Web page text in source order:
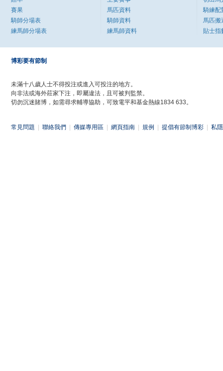
賽果
騎師分場表
練馬師分場表
馬匹資料
騎師資料
練馬師資料
騎練配
馬匹搬
貼士指
博彩要有節制
未滿十八歲人士不得投注或進入可投注的地方。
向非法或海外莊家下注，即屬違法，且可被判監禁。
切勿沉迷賭博，如需尋求輔導協助，可致電平和基金熱線1834 633。
常見問題 聯絡我們 傳媒專用區 網頁指南 規例 提倡有節制博彩 私